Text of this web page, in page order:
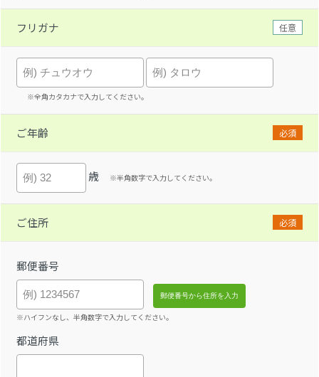
フリガナ 任意
※全角カタカナで入力してください。
ご年齢 必須
歳 ※半角数字で入力してください。
ご住所 必須
郵便番号
※ハイフンなし、半角数字で入力してください。
都道府県